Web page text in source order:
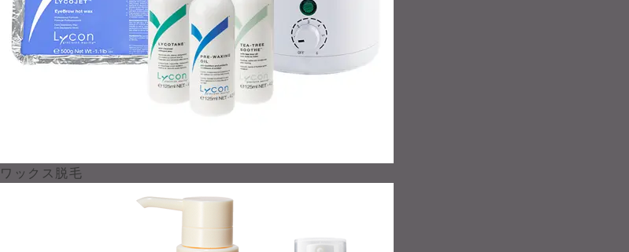
ワックス脱毛